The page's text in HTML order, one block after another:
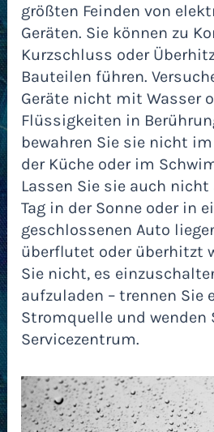
größten Feinden von
Geräten. Sie können zu
Kurzschluss oder
Bauteilen führen.
Geräte nicht mit Wasser
Flüssigkeiten in
bewahren Sie sie nicht
der Küche oder im
Lassen Sie sie auch
Tag in der Sonne oder in
geschlossenen Auto
überflutet oder überhitzt
Sie nicht, es
aufzuladen – trennen Sie
Stromquelle und wenden
Servicezentrum.